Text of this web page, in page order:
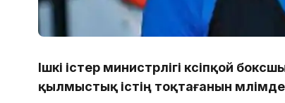
Ішкі істер министрлігі кәсіпқой
қылмыстық істің тоқтағанын